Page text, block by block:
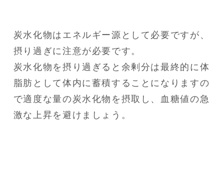
炭水化物はエネルギー源として必要ですが、
摂り過ぎに注意が必要です。
炭水化物を摂り過ぎると余剰分は最終的に体
脂肪として体内に蓄積することになりますの
で適度な量の炭水化物を摂取し、血糖値の急
激な上昇を避けましょう。